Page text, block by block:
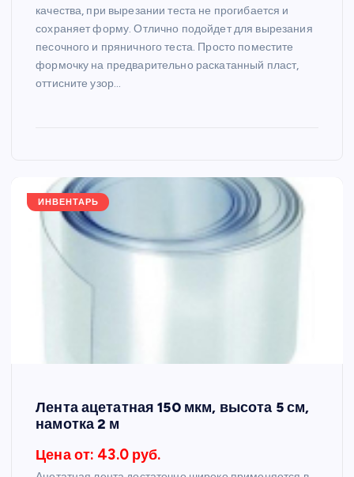
качества, при вырезании теста не прогибается и
сохраняет форму. Отлично подойдет для вырезания
песочного и пряничного теста. Просто поместите
формочку на предварительно раскатанный пласт,
оттисните узор…
ИНВЕНТАРЬ
Лента ацетатная 150 мкм, высота 5 см,
намотка 2 м
Цена от: 43.0 руб.